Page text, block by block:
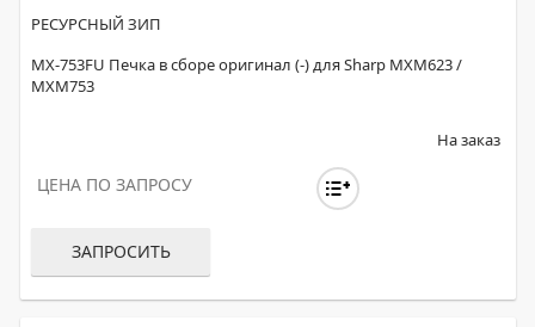
РЕСУРСНЫЙ ЗИП
MX-753FU Печка в сборе оригинал (-) для Sharp MXM623 /
MXM753
На заказ
ЦЕНА ПО ЗАПРОСУ
ЗАПРОСИТЬ